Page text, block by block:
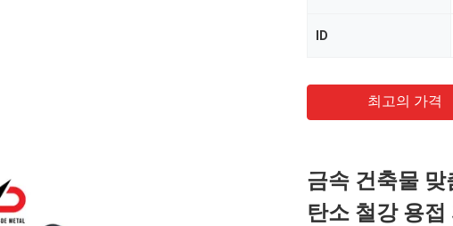
ID
최고의 가격
금속 건축물 맞
탄소 철강 용